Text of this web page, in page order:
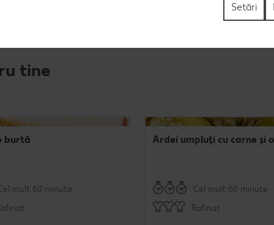
tine
burtă
mult 60 minute
Ardei umpluți cu carne și
Cel mult 60 minute
Rafinat
Setări